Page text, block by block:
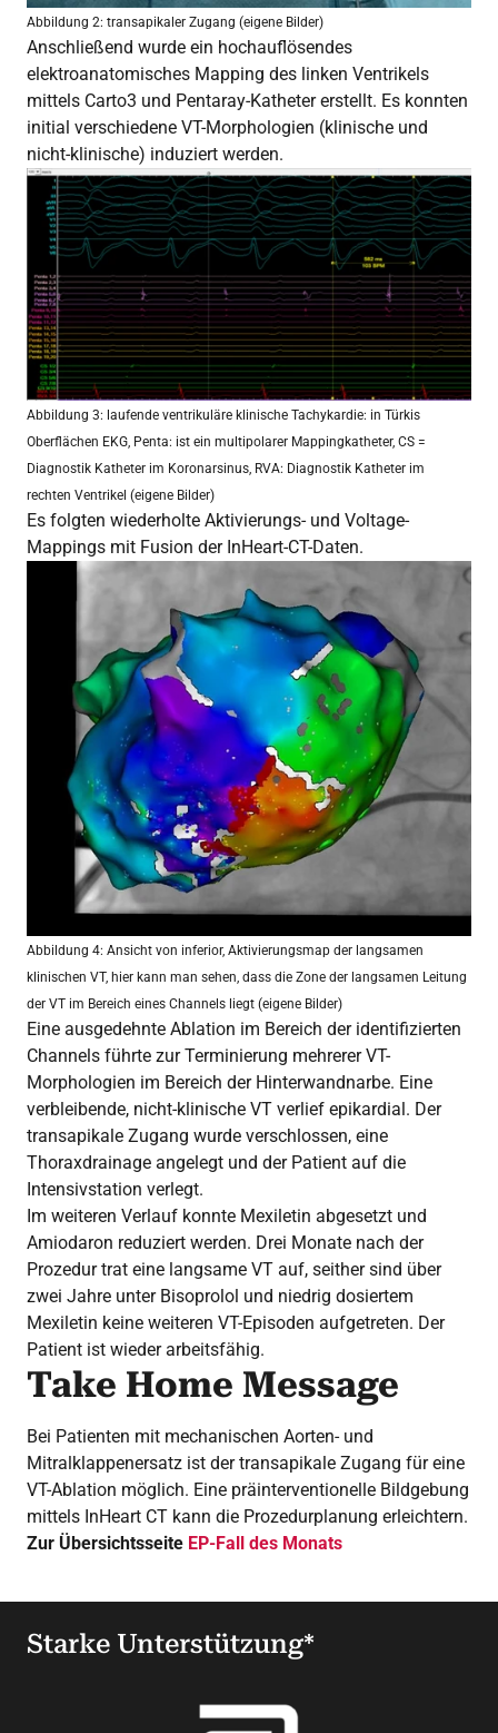
Abbildung 2: transapikaler Zugang (eigene Bilder)
Anschließend wurde ein hochauflösendes
elektroanatomisches Mapping des linken Ventrikels
mittels Carto3 und Pentaray-Katheter erstellt. Es konnten
initial verschiedene VT-Morphologien (klinische und
nicht-klinische) induziert werden.
Abbildung 3: laufende ventrikuläre klinische Tachykardie: in Türkis
Oberflächen EKG, Penta: ist ein multipolarer Mappingkatheter, CS =
Diagnostik Katheter im Koronarsinus, RVA: Diagnostik Katheter im
rechten Ventrikel (eigene Bilder)
Es folgten wiederholte Aktivierungs- und Voltage-
Mappings mit Fusion der InHeart-CT-Daten.
Abbildung 4: Ansicht von inferior, Aktivierungsmap der langsamen
klinischen VT, hier kann man sehen, dass die Zone der langsamen Leitung
der VT im Bereich eines Channels liegt (eigene Bilder)
Eine ausgedehnte Ablation im Bereich der identifizierten
Channels führte zur Terminierung mehrerer VT-
Morphologien im Bereich der Hinterwandnarbe. Eine
verbleibende, nicht-klinische VT verlief epikardial. Der
transapikale Zugang wurde verschlossen, eine
Thoraxdrainage angelegt und der Patient auf die
Intensivstation verlegt.
Im weiteren Verlauf konnte Mexiletin abgesetzt und
Amiodaron reduziert werden. Drei Monate nach der
Prozedur trat eine langsame VT auf, seither sind über
zwei Jahre unter Bisoprolol und niedrig dosiertem
Mexiletin keine weiteren VT-Episoden aufgetreten. Der
Patient ist wieder arbeitsfähig.
Take Home Message
Bei Patienten mit mechanischen Aorten- und
Mitralklappenersatz ist der transapikale Zugang für eine
VT-Ablation möglich. Eine präinterventionelle Bildgebung
mittels InHeart CT kann die Prozedurplanung erleichtern.
Zur Übersichtsseite EP-Fall des Monats
Starke Unterstützung*